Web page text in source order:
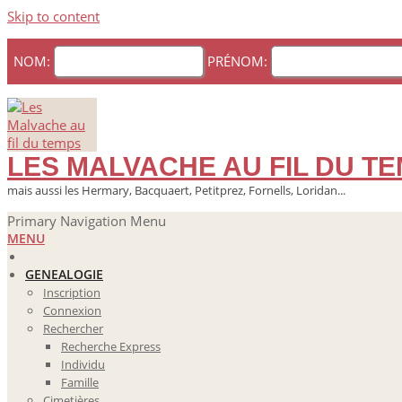
Skip to content
NOM: PRÉNOM:
LES MALVACHE AU FIL DU
mais aussi les Hermary, Bacquaert, Petitprez, Fornells, Loridan...
Primary Navigation Menu
MENU
GENEALOGIE
Inscription
Connexion
Rechercher
Recherche Express
Individu
Famille